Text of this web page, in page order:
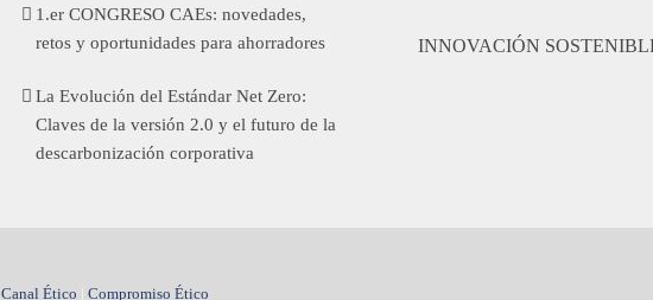
1.er CONGRESO CAEs: novedades,
retos y oportunidades para ahorradores
La Evolución del Estándar Net Zero:
Claves de la versión 2.0 y el futuro de la
descarbonización corporativa
INNOVACIÓN
Canal Ético Compromiso Ético